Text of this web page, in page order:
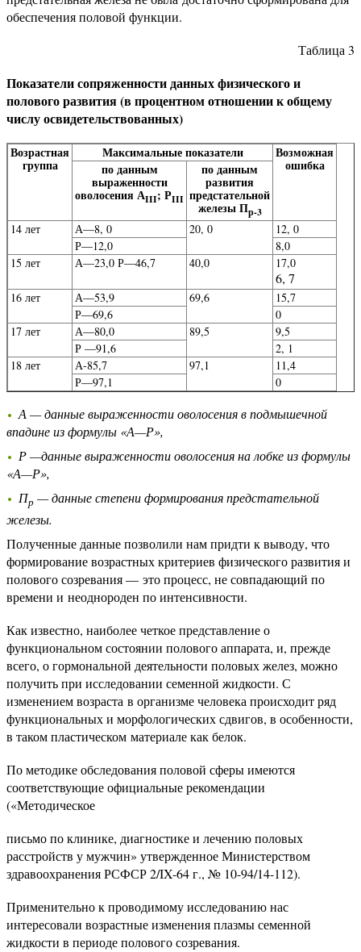
обеспечения половой функции.
Таблица 3
Показатели сопряженности данных физического и
полового развития (в процентном отношении к общему
числу освидетельствованных)
Возрастная
группа
Максимальные показатели Возмож­ная
ошибка
по данным
выраженности
оволосения АIII; РIII
по данным
развития
предста­тельной
железы Пр-3
14 лет А—8, 0 20, 0
12, 0
Р—12,0
8,0
15 лет
А—23,0 Р—46,7 40,0 17,0
6, 7
16 лет А—53,9 69,6
15,7
Р—69,6
0
17 лет
А—80,0 89,5
9,5
Р —91,6
2, 1
18 лет
А-85,7 97,1
11,4
Р—97,1
0
А — данные выраженности оволосения в подмышечной
впадине из формулы «А—Р»,
Р —данные выраженности оволосения на лобке из формулы
«А—Р»,
Пр — данные степени формирования предстательной
железы.
Полученные данные позволили нам придти к выводу, что
формирование возрастных критериев физического развития и
полового созревания — это процесс, не совпадающий по
времени и неоднороден по интенсивности.
Как известно, наиболее четкое представление о
функциональном состоянии полового аппарата, и, прежде
всего, о гормональной деятельности половых желез, можно
получить при исследовании семенной жидкости. С
изменением возраста в организме человека происходит ряд
функциональных и морфологических сдвигов, в особенности,
в таком пластическом материале как белок.
По методике обследования половой сферы имеются
соответствующие официальные рекомендации
(«Методическое
письмо по клинике, диагностике и лечению половых
расстройств у мужчин» утвержденное Министерством
здравоохранения РСФСР 2/IX-64 г., № 10-94/14-112).
Применительно к проводимому исследованию нас
интересовали возрастные изменения плазмы семенной
жидкости в периоде полового созревания.